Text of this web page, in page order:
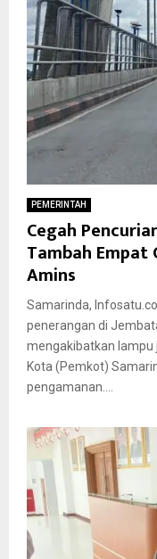
PEMERINTAH
Cegah
Tambah Empat
Amins
Samarinda,
penerangan di
mengakibatkan
Kota (Pemkot)
pengamanan....